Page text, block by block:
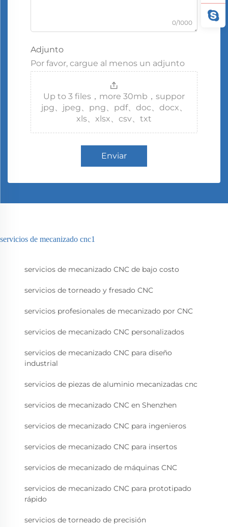
0/1000
Adjunto
Por favor, cargue al menos un adjunto
Up to 3 files，more 30mb，suppor
jpg、jpeg、png、pdf、doc、docx、
xls、xlsx、csv、txt
Enviar
servicios de mecanizado cnc1
servicios de mecanizado CNC de bajo costo
servicios de torneado y fresado CNC
servicios profesionales de mecanizado por CNC
servicios de mecanizado CNC personalizados
servicios de mecanizado CNC para diseño
industrial
servicios de piezas de aluminio mecanizadas cnc
servicios de mecanizado CNC en Shenzhen
servicios de mecanizado CNC para ingenieros
servicios de mecanizado CNC para insertos
servicios de mecanizado de máquinas CNC
servicios de mecanizado CNC para prototipado
rápido
servicios de torneado de precisión